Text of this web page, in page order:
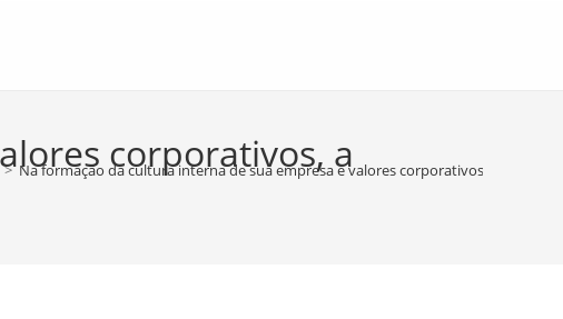
corporativos, a
> Na formação da cultura interna de sua empresa e valores corporativos, a